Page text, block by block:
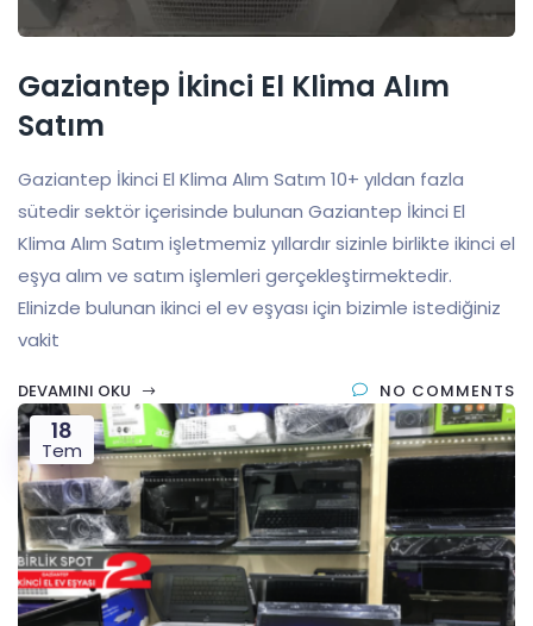
Gaziantep İkinci El Klima Alım
Satım
Gaziantep İkinci El Klima Alım Satım 10+ yıldan fazla
sütedir sektör içerisinde bulunan Gaziantep İkinci El
Klima Alım Satım işletmemiz yıllardır sizinle birlikte ikinci el
eşya alım ve satım işlemleri gerçekleştirmektedir.
Elinizde bulunan ikinci el ev eşyası için bizimle istediğiniz
vakit
DEVAMINI OKU NO COMMENTS
18
Tem